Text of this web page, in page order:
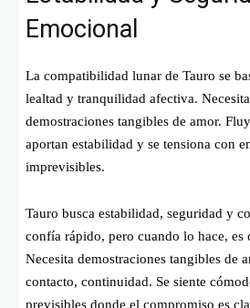
Emocional
La compatibilidad lunar de Tauro se
lealtad y tranquilidad afectiva.
demostraciones tangibles de amor.
aportan estabilidad y se tensiona con
imprevisibles.
Tauro busca estabilidad, seguridad y
confía rápido, pero cuando lo hace, es
Necesita demostraciones tangibles de
contacto, continuidad. Se siente
previsibles donde el compromiso es